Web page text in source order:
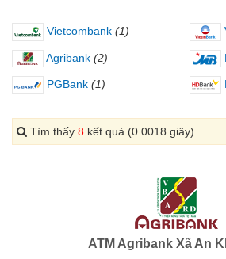
Vietcombank (1)
Agribank (2)
PGBank (1)
Tìm thấy 8 kết quả (0.0018 giây)
ATM Agribank Xã An